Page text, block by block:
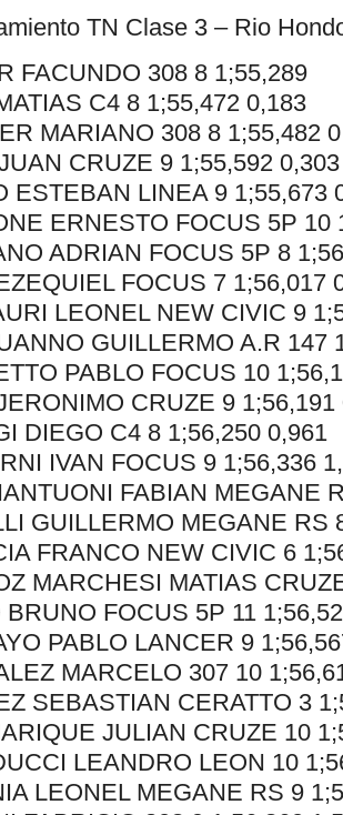
TN Clase 3 – Rio
FACUNDO 308 8 1;55,289
C4 8 1;55,472 0,183
MARIANO 308 8 1;55,482
CRUZE 9 1;55,592 0,303
ESTEBAN LINEA 9 1;55,673
ERNESTO FOCUS 5P 10
ADRIAN FOCUS 5P 8
FOCUS 7 1;56,017
LEONEL NEW CIVIC 9
GUILLERMO A.R 147
PABLO FOCUS 10
CRUZE 9 1;56,191
DIEGO C4 8 1;56,250 0,961
IVAN FOCUS 9 1;56,336
FABIAN MEGANE
GUILLERMO MEGANE RS
FRANCO NEW CIVIC 6
MARCHESI MATIAS
FOCUS 5P 11
PABLO LANCER 9
MARCELO 307 10
SEBASTIAN CERATTO 3
JULIAN CRUZE 10
LEANDRO LEON 10
LEONEL MEGANE RS 9